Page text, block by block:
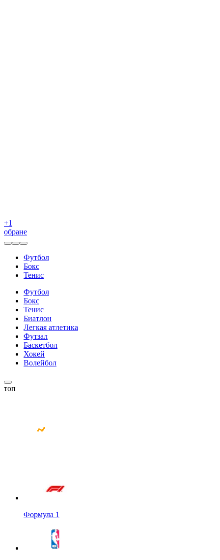
+1
обране
Футбол
Бокс
Тенис
Футбол
Бокс
Тенис
Биатлон
Легкая атлетика
Футзал
Баскетбол
Хокей
Волейбол
топ
Формула 1